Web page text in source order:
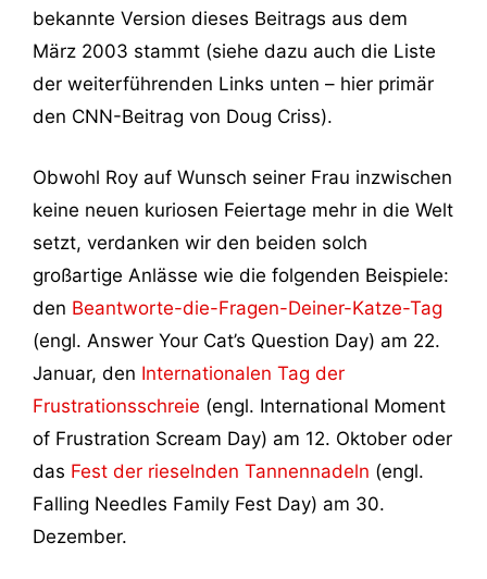
bekannte Version dieses Beitrags aus dem
März 2003 stammt (siehe dazu auch die Liste
der weiterführenden Links unten – hier primär
den CNN-Beitrag von Doug Criss).
Obwohl Roy auf Wunsch seiner Frau inzwischen
keine neuen kuriosen Feiertage mehr in die Welt
setzt, verdanken wir den beiden solch
großartige Anlässe wie die folgenden Beispiele:
den Beantworte-die-Fragen-Deiner-Katze-Tag
(engl. Answer Your Cat’s Question Day) am 22.
Januar, den Internationalen Tag der
Frustrationsschreie (engl. International Moment
of Frustration Scream Day) am 12. Oktober oder
das Fest der rieselnden Tannennadeln (engl.
Falling Needles Family Fest Day) am 30.
Dezember.